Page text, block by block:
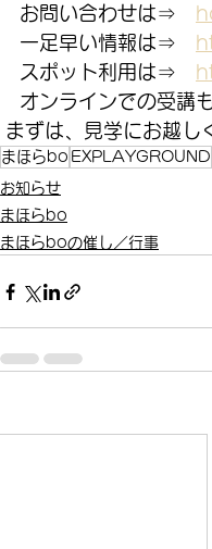
お問い合わせは⇒
一足早い情報は⇒
スポット利用は⇒
オンラインでの受講
まずは、見学にお越し
まほらbo EXPLAYGROUND
お知らせ
まほらbo
まほらboの催し／行事